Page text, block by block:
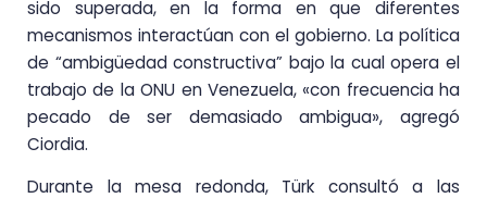
sido superada, en la forma en que diferentes
mecanismos interactúan con el gobierno. La política
de “ambigüedad constructiva” bajo la cual opera el
trabajo de la ONU en Venezuela, «con frecuencia ha
pecado de ser demasiado ambigua», agregó
Ciordia.
Durante la mesa redonda, Türk consultó a las